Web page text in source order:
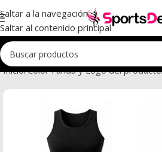
Saltar a la navegación
Saltar al contenido principal
Inicio Color Funda y Logo del producto